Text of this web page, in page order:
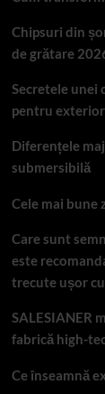
Chipsuri din
de grătare
Secretele unei
pentru
Diferențele
submersibilă
Cele mai bune
Care sunt
este
trecute ușor
SALESIANER
fabrică high-
Ce înseamnă